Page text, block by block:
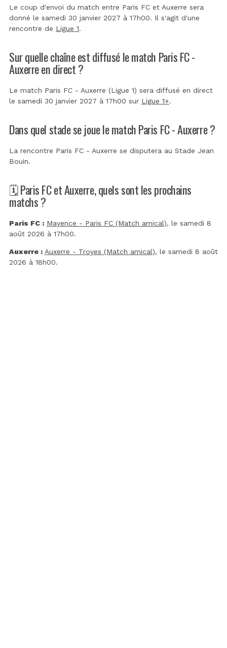
Le coup d'envoi du match entre Paris FC et Auxerre sera
donné le samedi 30 janvier 2027 à 17h00. Il s'agit d'une
rencontre de Ligue 1.
Sur quelle chaîne est diffusé le match Paris FC -
Auxerre en direct ?
Le match Paris FC - Auxerre (Ligue 1) sera diffusé en direct
le samedi 30 janvier 2027 à 17h00 sur Ligue 1+.
Dans quel stade se joue le match Paris FC - Auxerre ?
La rencontre Paris FC - Auxerre se disputera au Stade Jean
Bouin.
🗓️ Paris FC et Auxerre, quels sont les prochains
matchs ?
Paris FC : Mayence - Paris FC (Match amical), le samedi 8
août 2026 à 17h00.
Auxerre : Auxerre - Troyes (Match amical), le samedi 8 août
2026 à 18h00.